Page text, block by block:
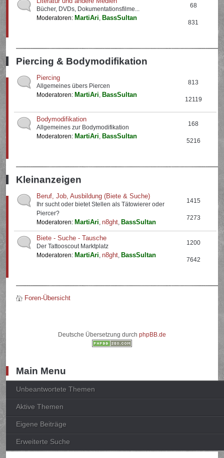
Bücher, DVDs, Dokumentationsfilme...
Moderatoren: MartiAri, BassSultan
68
831
Piercing & Bodymodifikation
Piercing
Allgemeines übers Piercen
Moderatoren: MartiAri, BassSultan
813
12119
Bodymodifikation
Allgemeines zur Bodymodifikation
Moderatoren: MartiAri, BassSultan
168
5216
Kleinanzeigen
Beruf, Job, Ausbildung (Biete & Suche)
Ihr sucht oder bietet Stellen als Tätowierer oder
Piercer?
Moderatoren: MartiAri,n8ght, BassSultan
1415
7273
Biete - Suche - Tausche
Der Tattooscout Marktplatz
Moderatoren: MartiAri,n8ght, BassSultan
1200
7642
Foren-Übersicht
Deutsche Übersetzung durch phpBB.de
Main Menu
Unbeantwortete Themen
Aktive Themen
Eigene Beiträge
Erweiterte Suche